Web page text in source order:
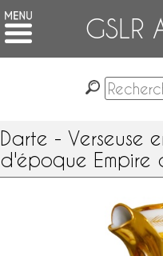
GSLR
Darte - Verseuse
d'époque Empire